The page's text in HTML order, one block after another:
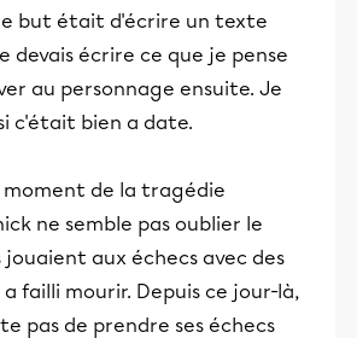
but était d'écrire un texte
devais écrire ce que je pense
au personnage ensuite. Je
c'était bien a date.
moment de la tragédie
ne semble pas oublier le
aux échecs avec des
a failli mourir. Depuis ce jour-là,
pas de prendre ses échecs